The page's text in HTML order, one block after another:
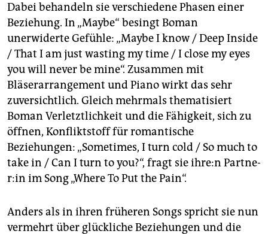
Dabei behandeln sie verschiedene Phasen einer
Beziehung. In „Maybe“ besingt Boman
unerwiderte Gefühle: „Maybe I know / Deep Inside
/ That I am just wasting my time / I close my eyes
you will never be mine“. Zusammen mit
Bläserarrangement und Piano wirkt das sehr
zuversichtlich. Gleich mehrmals thematisiert
Boman Verletztlichkeit und die Fähigkeit, sich zu
öffnen, Konfliktstoff für romantische
Beziehungen: „Sometimes, I turn cold / So much to
take in / Can I turn to you?“, fragt sie ih­re:n Part­ne­
r:in im Song „Where To Put the Pain“.
Anders als in ihren früheren Songs spricht sie nun
vermehrt über glückliche Beziehungen und die